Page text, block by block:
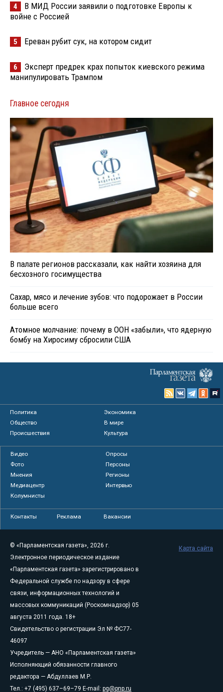
4
В МИД России заявили о подготовке Европы к
войне с Россией
5 Ереван рубит сук, на котором сидит
6
Эксперт предрек крах попыток киевского режима
манипулировать Трампом
Главное сегодня
В палате регионов рассказали, как найти хозяина для
бесхозного госимущества
Сахар, мясо и лечение зубов: что подорожает в России
больше всего
Атомное молчание: почему в ООН «забыли», что ядерную
бомбу на Хиросиму сбросили США
Политика
Экономика
Общество
В мире
Происшествия
Культура
Видео
Опросы
Фото
Персоны
Мнения
Регионы
Медиацентр
Интервью
Колумнисты
Контакты Реклама Вакансии
© «Парламентская газета», 2026 г.
Электронное периодическое издание
«Парламентская газета» зарегистрировано в
Федеральной службе по надзору в сфере
связи, информационных технологий и
массовых коммуникаций (Роскомнадзор) 05
августа 2011 года. 18+
Свидетельство о регистрации Эл № ФС77-
46097
Учредитель — АНО «Парламентская газета»
Исполняющий обязанности главного
редактора — Абдуллаев М.Р.
Тел.: +7 (495) 637–69–79 E-mail: pg@pnp.ru
Карта сайта